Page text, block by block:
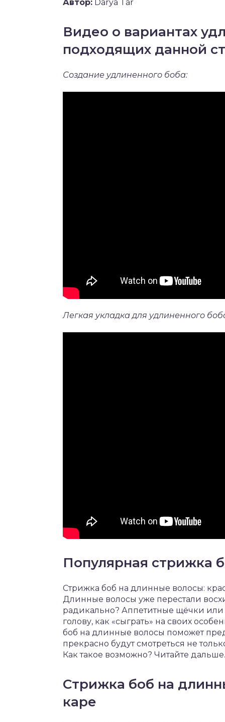
Автор: Darya Tar
Видео о вариантах
подходящих данной
Создание удлиненного боба:
Легкая укладка для удлиненного
Популярная стрижка
Стрижка боб на длинные волосы:
Длинные волосы уже перестали
радикально? Аппетитные щёчки или
голову, как «сыграть» на своих
боб на длинные волосы поможет
прекрасно будут смотреться не
Как такое возможно? Читайте дальше.
Стрижка боб на
каре